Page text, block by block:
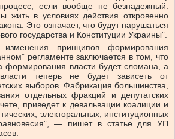
если вообще не безнадежный.
жить в условиях действия откровенно
Это означает, что будут нарушаться
государства и Конституции Украины”.
изменения принципов формирования
регламенте заключается в том, что
формирования власти будет сломана, а
теперь не будет зависеть от
выборов. Фабрикация большинства,
отдельных фракций и депутатских
приведет к девальвации коалиции и
электоральных, институционных
— пишет в статье для УП